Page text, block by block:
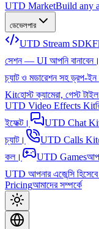
UTD MarketBuild any
ডেভেলপার
UTD Stream SDK
সেশন — UI আপনি বানাবেন।
চ্যাট ও মডারেশন সহ ড্রপ-
Kitহোস্ট ক্যামেরা, গেস্ট
UTD Video Effects Kit
ইফেক্ট।
UTD Chat
চ্যাট।
UTD Calls Kit
কল।
UTD Games
UTD আপনার এজেন্সি হিসেবে
Pricingআমাদের সম্পর্কে